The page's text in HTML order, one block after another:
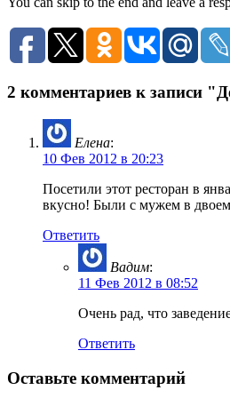
2 комментариев к записи
Елена:
10 Фев 2012 в 20:23
Посетили этот ресторан в
вкусно! Были с мужем в двоем
Ответить
Вадим:
11 Фев 2012 в 08:52
Очень рад, что
Ответить
Оставьте комментарий